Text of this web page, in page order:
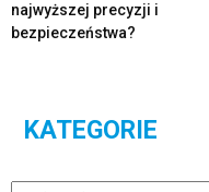
najwyższej precyzji i
bezpieczeństwa?
KATEGORIE
Kategorie